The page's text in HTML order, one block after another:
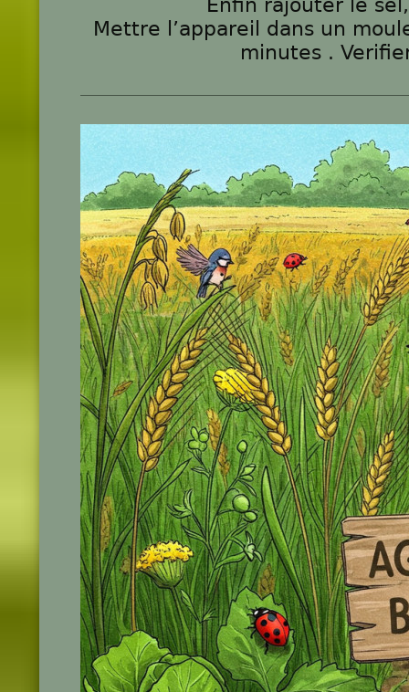
Enfin rajouter le
Mettre l’appareil dans un
minutes .